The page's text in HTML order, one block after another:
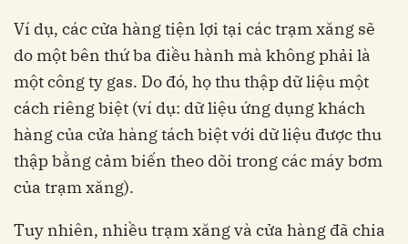
Ví dụ, các cửa hàng tiện lợi tại các trạm xăng sẽ
do một bên thứ ba điều hành mà không phải là
một công ty gas. Do đó, họ thu thập dữ liệu một
cách riêng biệt (ví dụ: dữ liệu ứng dụng khách
hàng của cửa hàng tách biệt với dữ liệu được thu
thập bằng cảm biến theo dõi trong các máy bơm
của trạm xăng).
Tuy nhiên, nhiều trạm xăng và cửa hàng đã chia